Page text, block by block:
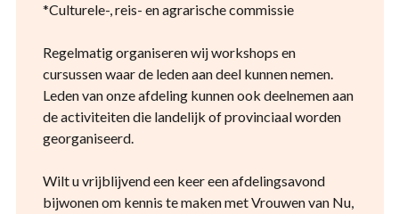
*Culturele-, reis- en agrarische commissie
Regelmatig organiseren wij workshops en
cursussen waar de leden aan deel kunnen nemen.
Leden van onze afdeling kunnen ook deelnemen aan
de activiteiten die landelijk of provinciaal worden
georganiseerd.
Wilt u vrijblijvend een keer een afdelingsavond
bijwonen om kennis te maken met Vrouwen van Nu,